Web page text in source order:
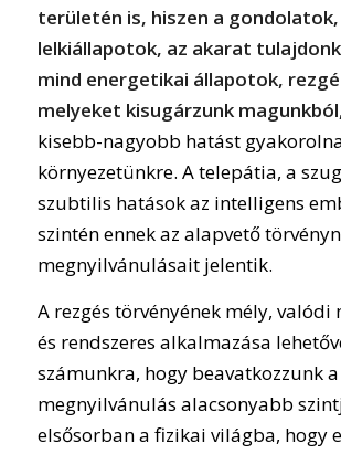
területén is, hiszen a gondolatok,
lelkiállapotok, az akarat
mind energetikai állapotok,
melyeket kisugárzunk
kisebb-nagyobb hatást
környezetünkre. A telepátia, a
szubtilis hatások az intelligens
szintén ennek az alapvető
megnyilvánulásait jelentik.
A rezgés törvényének mély, valódi
és rendszeres alkalmazása
számunkra, hogy beavatkozzunk a
megnyilvánulás alacsonyabb
elsősorban a fizikai világba, hogy